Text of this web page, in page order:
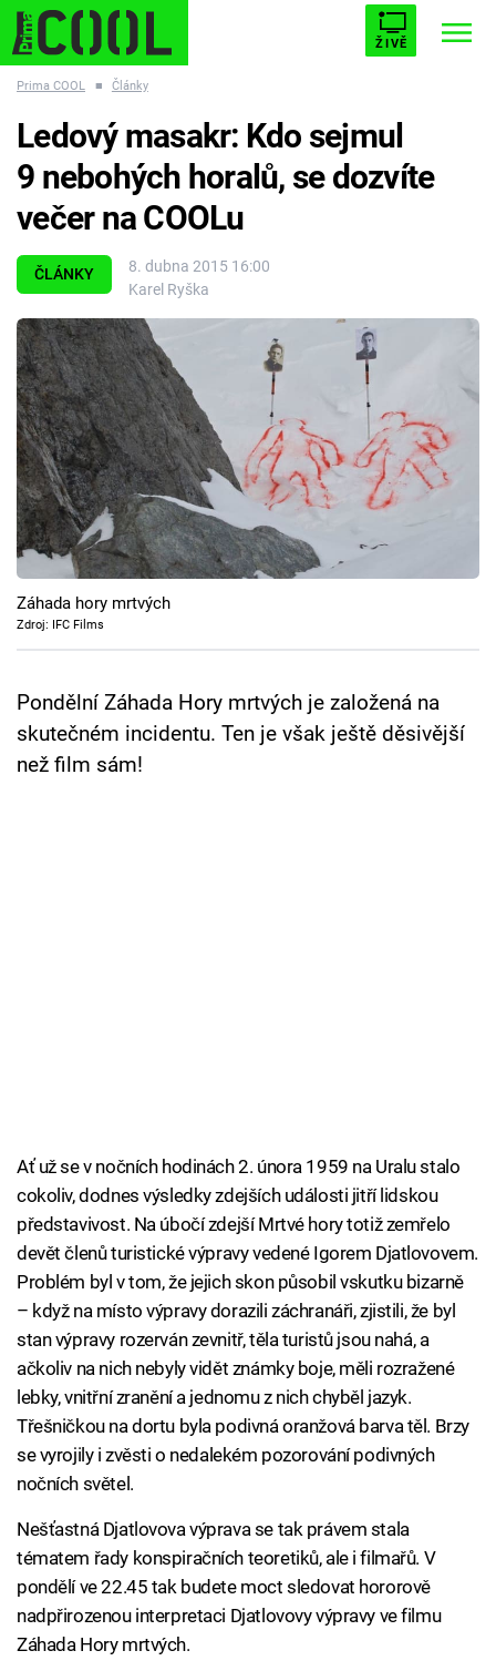
ŽIVĚ
ESCAPE PLNEJ KOTEL AVENGERS 5
Témata
Filmy
Seriály
Hry
Cool Esport
Pořady
TV Program
Přihlášení
Prima COOL ■ Články
ČLÁNKY
8. dubna 2015 16:00
Karel Ryška
Ledový masakr: Kdo sejmul
9 nebohých horalů, se dozvíte
večer na COOLu
Záhada hory mrtvých
Zdroj: IFC Films
Pondělní Záhada Hory mrtvých je založená na
skutečném incidentu. Ten je však ještě děsivější
než film sám!
Ať už se v nočních hodinách 2. února 1959 na Uralu stalo
cokoliv, dodnes výsledky zdejších události jitří lidskou
představivost. Na úbočí zdejší Mrtvé hory totiž zemřelo
devět členů turistické výpravy vedené Igorem Djatlovovem.
Problém byl v tom, že jejich skon působil vskutku bizarně
– když na místo výpravy dorazili záchranáři, zjistili, že byl
stan výpravy rozerván zevnitř, těla turistů jsou nahá, a
ačkoliv na nich nebyly vidět známky boje, měli rozražené
lebky, vnitřní zranění a jednomu z nich chyběl jazyk.
Třešničkou na dortu byla podivná oranžová barva těl. Brzy
se vyrojily i zvěsti o nedalekém pozorování podivných
nočních světel.
Nešťastná Djatlovova výprava se tak právem stala
tématem řady konspiračních teoretiků, ale i filmařů. V
pondělí ve 22.45 tak budete moct sledovat hororově
nadpřirozenou interpretaci Djatlovovy výpravy ve filmu
Záhada Hory mrtvých.